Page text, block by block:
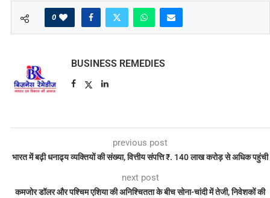
0
BUSINESS REMEDIES
previous post
भारत में बढ़ी धनाढ्य व्यक्तियों की संख्या, वित्तीय संपत्ति ₹. 140 लाख करोड़ से अधिक पहुंची
next post
कमजोर डॉलर और पश्चिम एशिया की अनिश्चितता के बीच सोना-चांदी में तेजी, निवेशकों की